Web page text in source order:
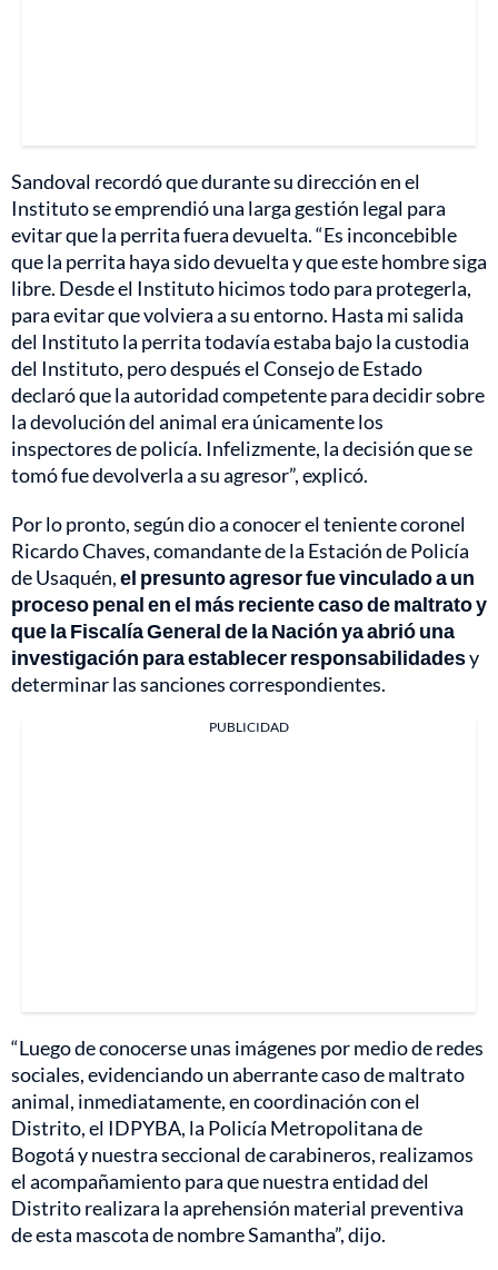
Sandoval recordó que durante su dirección en el
Instituto se emprendió una larga gestión legal para
evitar que la perrita fuera devuelta. “Es inconcebible
que la perrita haya sido devuelta y que este hombre siga
libre. Desde el Instituto hicimos todo para protegerla,
para evitar que volviera a su entorno. Hasta mi salida
del Instituto la perrita todavía estaba bajo la custodia
del Instituto, pero después el Consejo de Estado
declaró que la autoridad competente para decidir sobre
la devolución del animal era únicamente los
inspectores de policía. Infelizmente, la decisión que se
tomó fue devolverla a su agresor”, explicó.
Por lo pronto, según dio a conocer el teniente coronel
Ricardo Chaves, comandante de la Estación de Policía
de Usaquén,el presunto agresor fue vinculado a un
proceso penal en el más reciente caso de maltrato y
que la Fiscalía General de la Nación ya abrió una
investigación para establecer responsabilidadesy
determinar las sanciones correspondientes.
PUBLICIDAD
“Luego de conocerse unas imágenes por medio de redes
sociales, evidenciando un aberrante caso de maltrato
animal, inmediatamente, en coordinación con el
Distrito, el IDPYBA, la Policía Metropolitana de
Bogotá y nuestra seccional de carabineros, realizamos
el acompañamiento para que nuestra entidad del
Distrito realizara la aprehensión material preventiva
de esta mascota de nombre Samantha”, dijo.